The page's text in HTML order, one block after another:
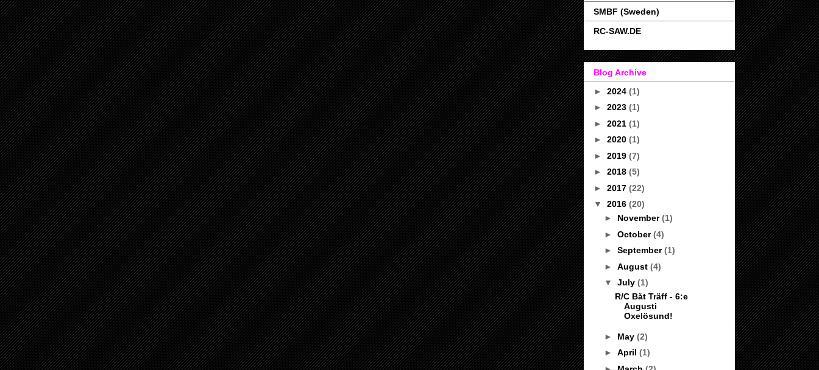
SMBF (Sweden)
RC-SAW.DE
Blog Archive
► 2024 (1)
► 2023 (1)
► 2021 (1)
► 2020 (1)
► 2019 (7)
► 2018 (5)
► 2017 (22)
▼ 2016 (20)
► November(1)
► October(4)
► September(1)
► August (4)
▼ July (1)
R/C Båt Träff - 6:e
Augusti
Oxelösund!
► May (2)
► April (1)